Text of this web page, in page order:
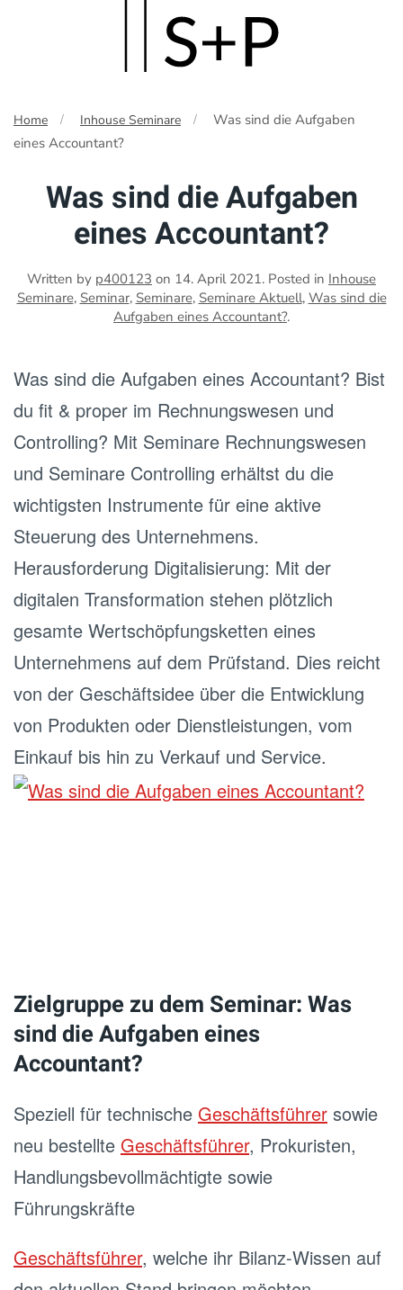
main
content
Home Inhouse Seminare
Was sind die Aufgaben
eines Accountant?
Was sind die Aufgaben
eines Accountant?
Written by p400123 on 14. April 2021. Posted in Inhouse
Seminare, Seminar, Seminare, Seminare Aktuell, Was sind die
Aufgaben eines Accountant?.
Was sind die Aufgaben eines Accountant? Bist
du fit & proper im Rechnungswesen und
Controlling? Mit Seminare Rechnungswesen
und Seminare Controlling erhältst du die
wichtigsten Instrumente für eine aktive
Steuerung des Unternehmens.
Herausforderung Digitalisierung: Mit der
digitalen Transformation stehen plötzlich
gesamte Wertschöpfungsketten eines
Unternehmens auf dem Prüfstand. Dies reicht
von der Geschäftsidee über die Entwicklung
von Produkten oder Dienstleistungen, vom
Einkauf bis hin zu Verkauf und Service.
Zielgruppe zu dem Seminar: Was
sind die Aufgaben eines
Accountant?
Speziell für technische Geschäftsführer sowie
neu bestellte Geschäftsführer, Prokuristen,
Handlungsbevollmächtigte sowie
Führungskräfte
Geschäftsführer, welche ihr Bilanz-Wissen auf